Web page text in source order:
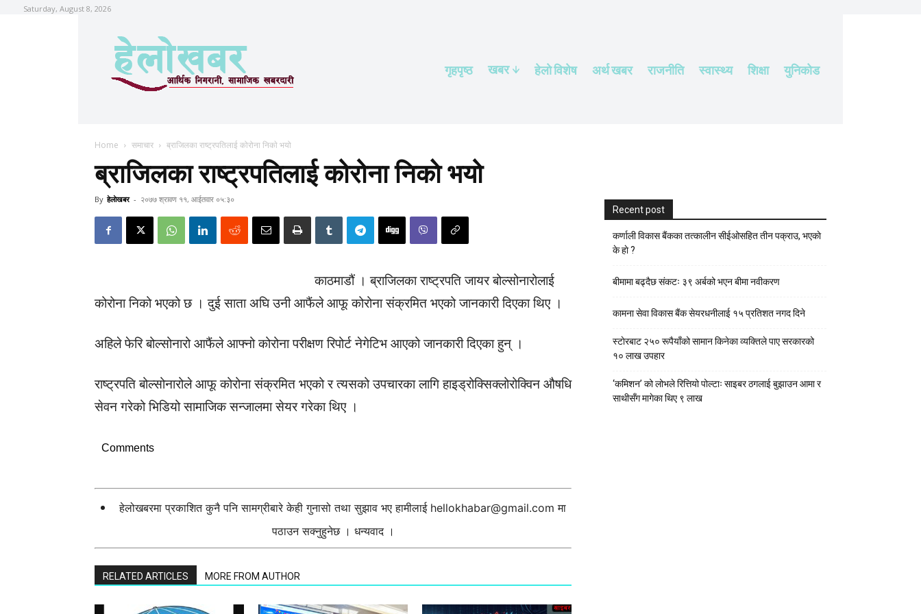
Saturday, August 8, 2026
गृहपृष्ठ खबर हेलाे विशेष अर्थ खबर राजनीति स्वास्थ्य शिक्षा युनिकोड
Home समाचार ब्राजिलका राष्ट्रपतिलाई कोरोना निकाे भयो
ब्राजिलका राष्ट्रपतिलाई कोरोना निकाे भयो
By हेलाेखबर - २०७७ श्रावण ११, आईतवार ०५:३०
काठमाडौं । ब्राजिलका राष्ट्रपति जायर बोल्सोनारोलाई
कोरोना निको भएको छ । दुई साता अघि उनी आफैंले आफू कोरोना संक्रमित भएको जानकारी दिएका थिए ।
अहिले फेरि बोल्सोनारो आफैंले आफ्नो कोरोना परीक्षण रिपोर्ट नेगेटिभ आएको जानकारी दिएका हुन् ।
राष्ट्रपति बोल्सोनारोले आफू कोरोना संक्रमित भएको र त्यसको उपचारका लागि हाइड्रोक्सिक्लोरोक्विन औषधि
सेवन गरेको भिडियो सामाजिक सन्जालमा सेयर गरेका थिए ।
Comments
हेलोखबरमा प्रकाशित कुनै पनि सामग्रीबारे केही गुनासो तथा सुझाव भए हामीलाई hellokhabar@gmail.com मा
पठाउन सक्नुहुनेछ । धन्यवाद ।
RELATED ARTICLES MORE FROM AUTHOR
Recent post
कर्णाली विकास बैंकका तत्कालीन सीईओसहित तीन पक्राउ, भएकाे
के हाे ?
बीमामा बढ्दैछ संकटः ३९ अर्बको भएन बीमा नवीकरण
कामना सेवा विकास बैंक सेयरधनीलाई १५ प्रतिशत नगद दिने
स्टाेरबाट २५० रूपैयाँको सामान किनेका व्यक्तिले पाए सरकारको
१० लाख उपहार
‘कमिशन’ को लोभले रित्तियो पोल्टाः साइबर ठगलाई बुझाउन आमा र
साथीसँग मागेका थिए ९ लाख